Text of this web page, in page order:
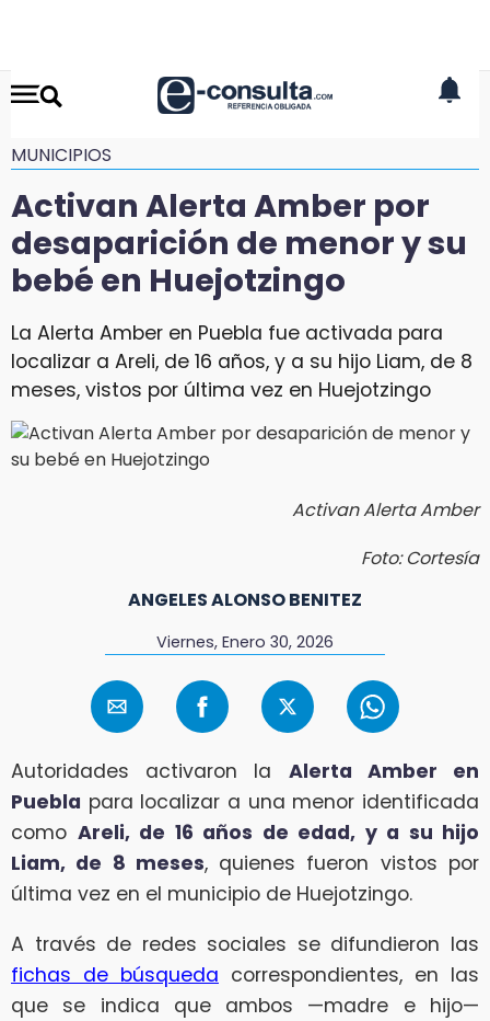
MUNICIPIOS
Activan Alerta Amber por
desaparición de menor y su
bebé en Huejotzingo
La Alerta Amber en Puebla fue activada para
localizar a Areli, de 16 años, y a su hijo Liam, de 8
meses, vistos por última vez en Huejotzingo
Activan Alerta Amber
Foto: Cortesía
ANGELES ALONSO BENITEZ
Viernes, Enero 30, 2026
Autoridades activaron la Alerta Amber en
Puebla para localizar a una menor identificada
como Areli, de 16 años de edad, y a su hijo
Liam, de 8 meses, quienes fueron vistos por
última vez en el municipio de Huejotzingo.
A través de redes sociales se difundieron las
fichas de búsqueda correspondientes, en las
que se indica que ambos —madre e hijo—